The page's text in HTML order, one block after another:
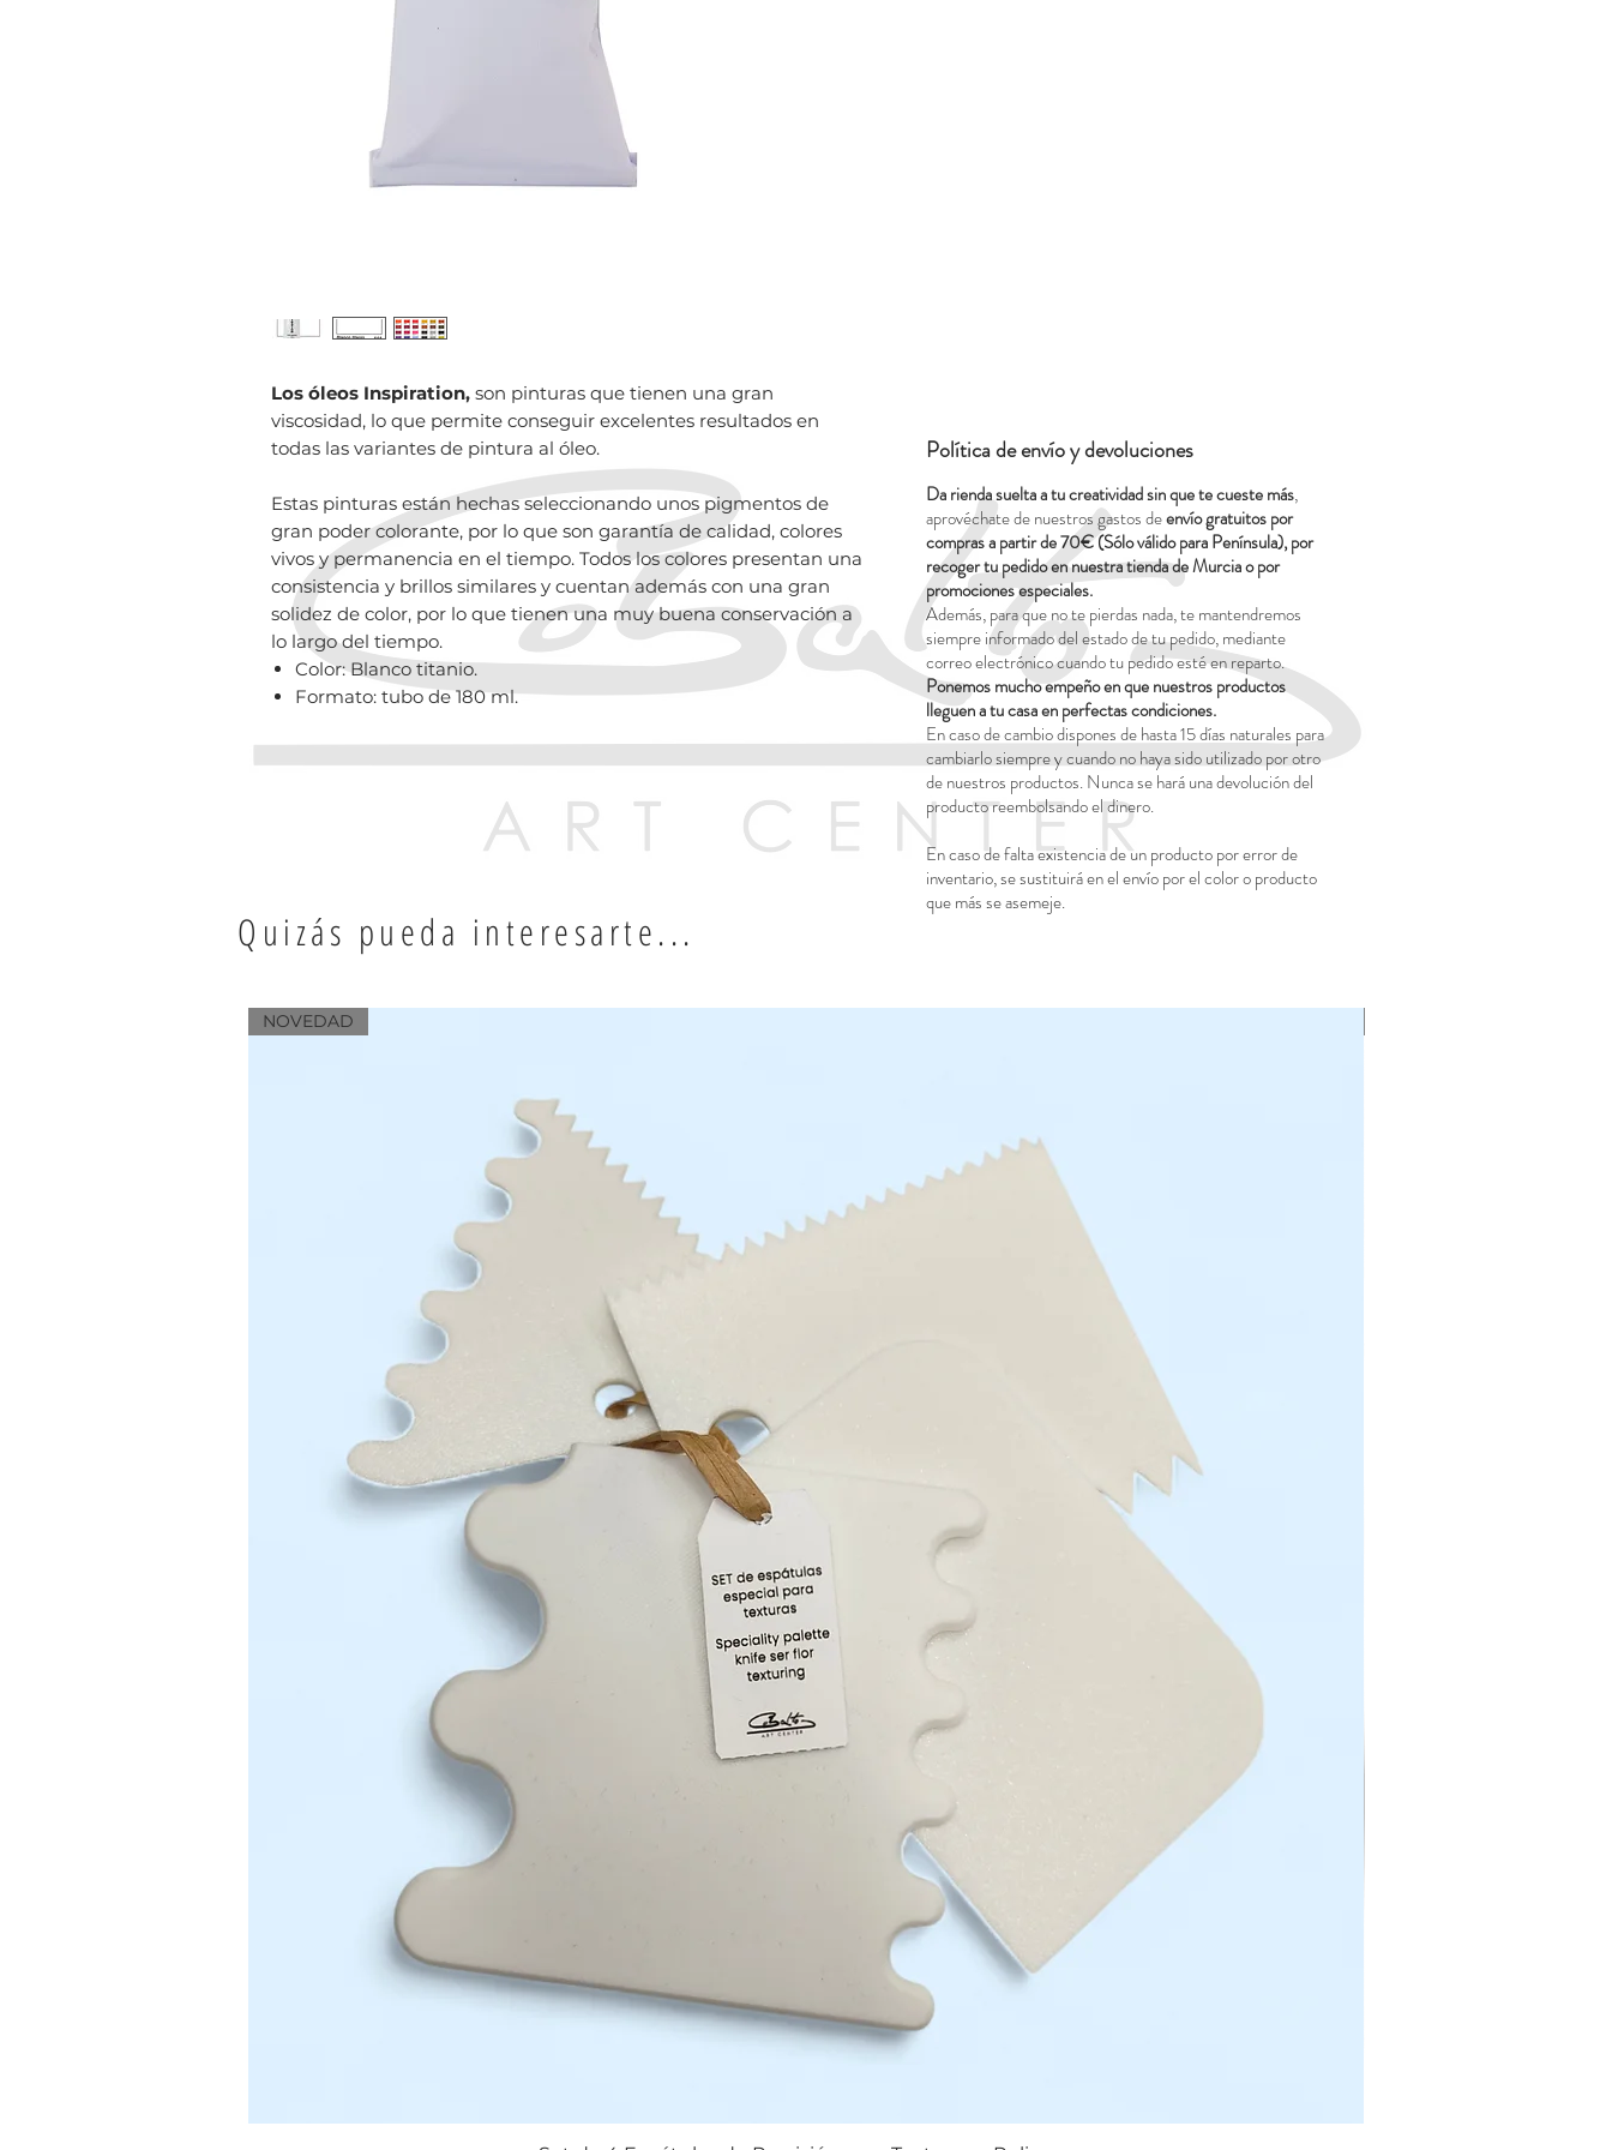
Los óleos Inspiration, son pinturas que tienen una gran
viscosidad, lo que permite conseguir excelentes resultados en
todas las variantes de pintura al óleo.
Estas pinturas están hechas seleccionando unos pigmentos de
gran poder colorante, por lo que son garantía de calidad, colores
vivos y permanencia en el tiempo. Todos los colores presentan una
consistencia y brillos similares y cuentan además con una gran
solidez de color, por lo que tienen una muy buena conservación a
lo largo del tiempo.
Color: Blanco titanio.
Formato: tubo de 180 ml.
Política de envío y devoluciones
Da rienda suelta a tu creatividad sin que te cueste más,
aprovéchate de nuestros gastos deenvío gratuitos por
compras a partir de 70€ (Sólo válido para Península), por
recoger tu pedido en nuestra tienda de Murcia o por
promociones especiales.
Además, para que no te pierdas nada, te mantendremos
siempre informado del estado de tu pedido, mediante
correo electrónico cuando tu pedido esté en reparto.
Ponemos mucho empeño en que nuestros productos
lleguen a tu casa en perfectas condiciones.
En caso de cambio dispones de hasta 15 días naturales para
cambiarlo siempre y cuando no haya sido utilizado por otro
de nuestros productos. Nunca se hará una devolución del
producto reembolsando el dinero.
En caso de falta existencia de un producto por error de
inventario, se sustituirá en el envío por el color o producto
que más se asemeje.
Productos relacionados
NOVEDAD
Quizás pueda interesarte...